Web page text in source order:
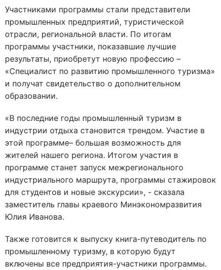
Участниками программы стали представители
промышленных предприятий, туристической
отрасли, региональной власти. По итогам
программы участники, показавшие лучшие
результаты, приобретут новую профессию –
«Специалист по развитию промышленного туризма»
и получат свидетельство о дополнительном
образовании.
«В последние годы промышленный туризм в
индустрии отдыха становится трендом. Участие в
этой программе– большая возможность для
жителей нашего региона. Итогом участия в
программе станет запуск межрегионального
индустриального маршрута, программы стажировок
для студентов и новые экскурсии», - сказала
заместитель главы краевого Минэкономразвития
Юлия Иванова.
Также готовится к выпуску книга-путеводитель по
промышленному туризму, в которую будут
включены все предприятия-участники программы.